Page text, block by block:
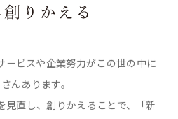
ービスや企業努力がこの世の中に
んあります。
見直し、創りかえることで、「新